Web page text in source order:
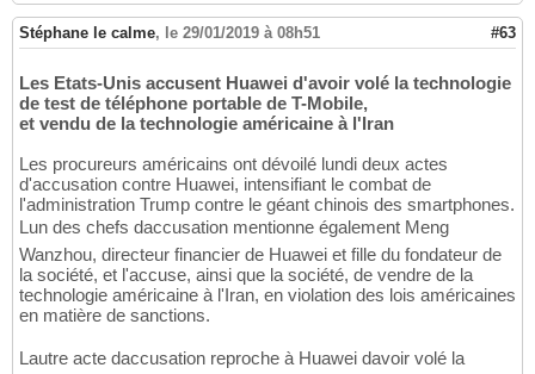
Stéphane le calme, le 29/01/2019 à 08h51 #63
Les Etats-Unis accusent Huawei d'avoir volé la technologie
de test de téléphone portable de T-Mobile,
et vendu de la technologie américaine à l'Iran
Les procureurs américains ont dévoilé lundi deux actes
d'accusation contre Huawei, intensifiant le combat de
l'administration Trump contre le géant chinois des smartphones.
Lun des chefs daccusation mentionne également Meng
Wanzhou, directeur financier de Huawei et fille du fondateur de
la société, et l'accuse, ainsi que la société, de vendre de la
technologie américaine à l'Iran, en violation des lois américaines
en matière de sanctions.
Lautre acte daccusation reproche à Huawei davoir volé la